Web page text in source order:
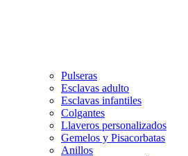
Pulseras
Esclavas adulto
Esclavas infantiles
Colgantes
Llaveros personalizados
Gemelos y Pisacorbatas
Anillos